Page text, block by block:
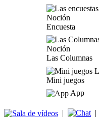
Encuesta
Las Columnas
Mini juegos
App
| |